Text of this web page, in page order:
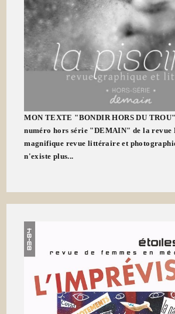
MON TEXTE "BONDIR HORS DU
numéro hors série "DEMAIN" de la revue
magnifique revue littéraire et
n'existe plus...